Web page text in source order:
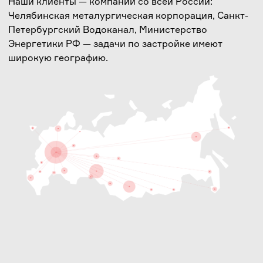
Челябинская металургическая корпорация, Санкт-
Петербургский Водоканал, Министерство
Энергетики РФ — задачи по застройке имеют
широкую географию.